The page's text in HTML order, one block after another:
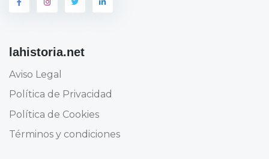
lahistoria.net
Aviso Legal
Política de Privacidad
Política de Cookies
Términos y condiciones